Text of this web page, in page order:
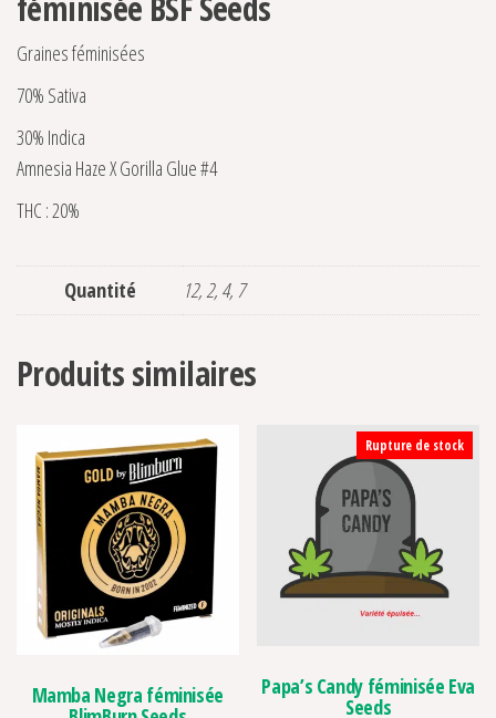
Graines féminisées
70% Sativa
30% Indica
Amnesia Haze X Gorilla Glue #4
THC : 20%
Quantité 12, 2, 4, 7
Produits similaires
Mamba Negra féminisée
Rupture de stock
Papa’s Candy féminisée Eva
Seeds